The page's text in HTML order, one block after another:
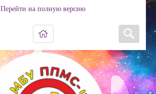
Перейти на полную версию